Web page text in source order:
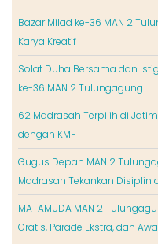
Bazar Milad ke-36 MAN 2
Karya Kreatif
Solat Duha Bersama dan
ke-36 MAN 2 Tulungagung
62 Madrasah Terpilih di
dengan KMF
Gugus Depan MAN 2
Madrasah Tekankan
MATAMUDA MAN 2
Gratis, Parade Ekstra, dan